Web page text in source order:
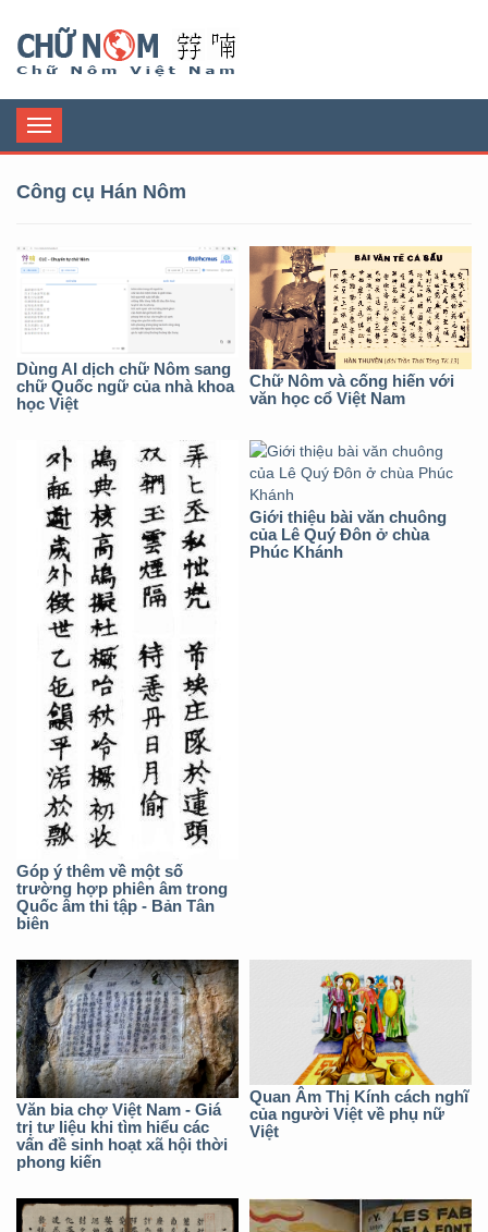
Toggle
navigation
Công cụ Hán Nôm
Dùng AI dịch chữ Nôm sang
chữ Quốc ngữ của nhà khoa
học Việt
Chữ Nôm và cống hiến với
văn học cổ Việt Nam
Góp ý thêm về một số
trường hợp phiên âm trong
Quốc âm thi tập - Bản Tân
biên
Giới thiệu bài văn chuông
của Lê Quý Đôn ở chùa
Phúc Khánh
Văn bia chợ Việt Nam - Giá
trị tư liệu khi tìm hiểu các
vấn đề sinh hoạt xã hội thời
phong kiến
Quan Âm Thị Kính cách nghĩ
của người Việt về phụ nữ
Việt